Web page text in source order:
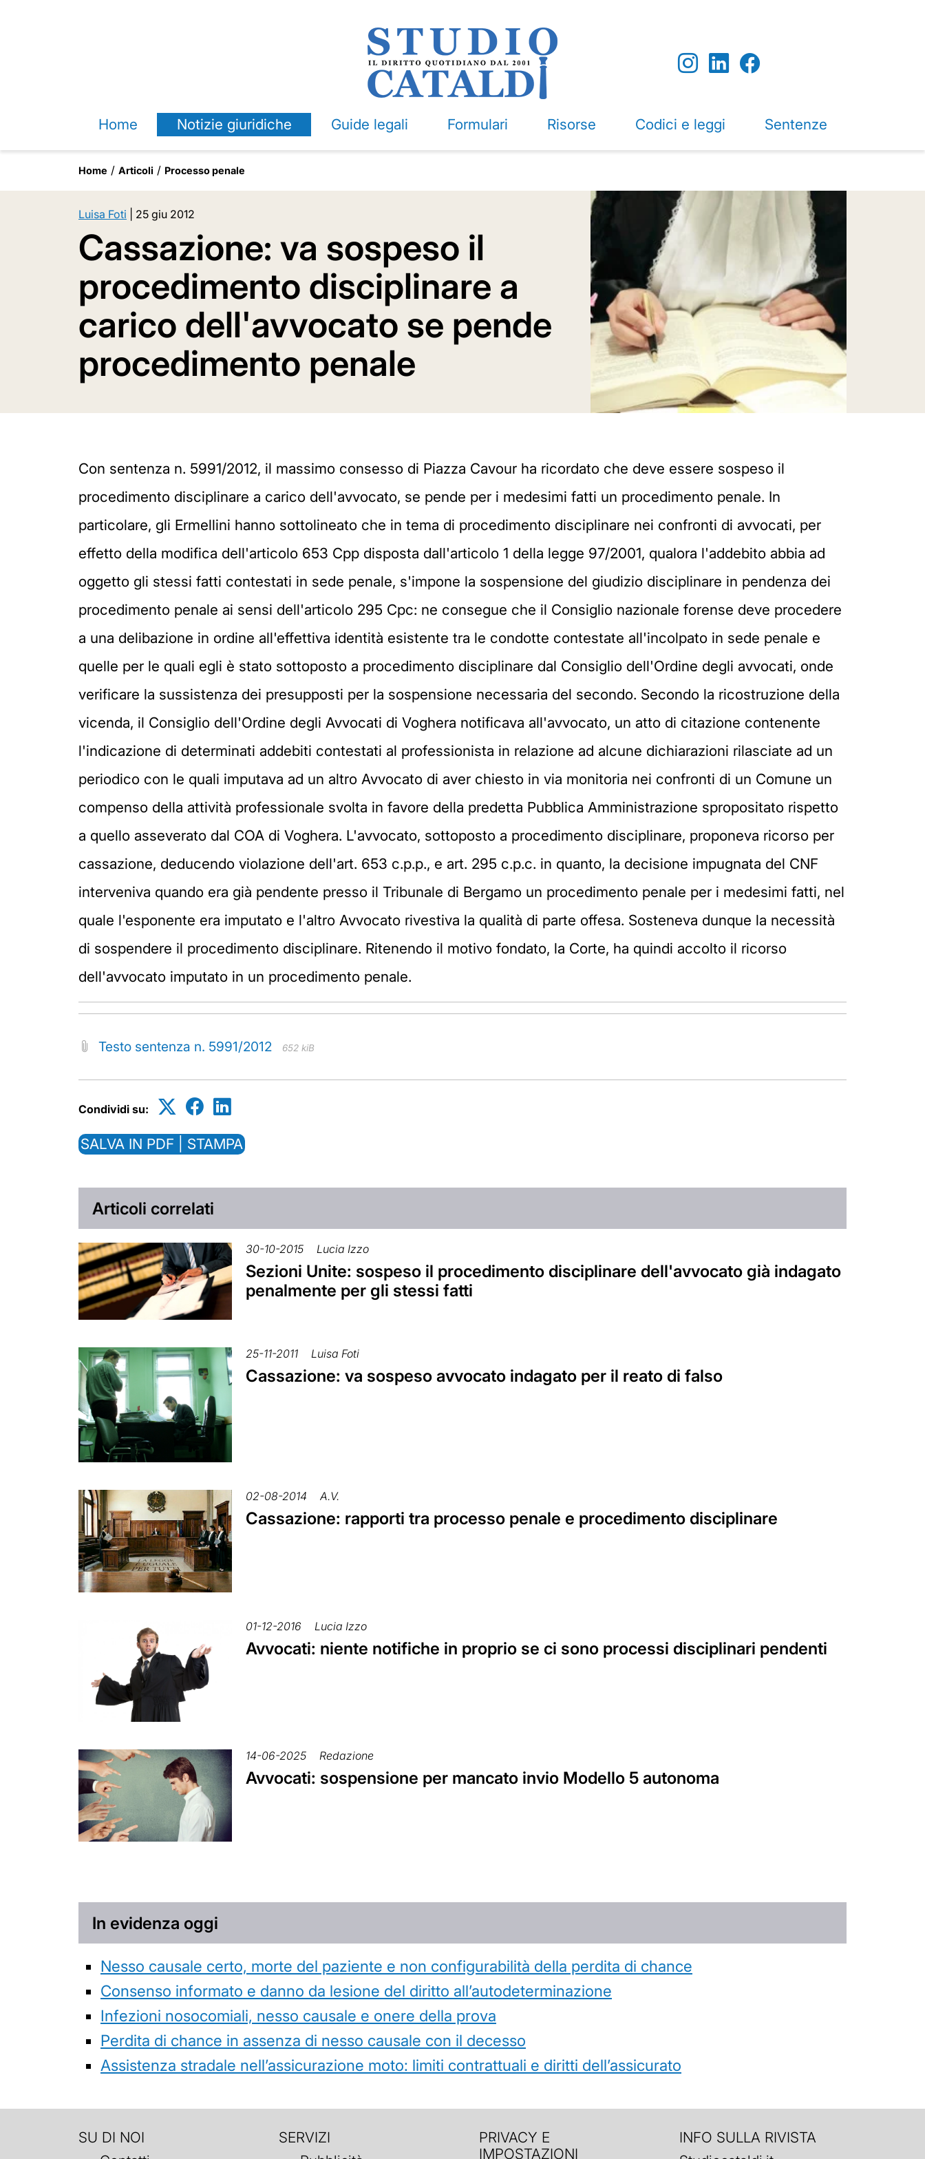
Home Notizie giuridiche Guide legali Formulari Risorse Codici e leggi Sentenze
Home Articoli Processo penale
Luisa Foti 25 giu 2012
Cassazione: va sospeso il
procedimento disciplinare a
carico dell'avvocato se pende
procedimento penale
Con sentenza n. 5991/2012, il massimo consesso di Piazza Cavour ha ricordato che deve essere sospeso il
procedimento disciplinare a carico dell'avvocato, se pende per i medesimi fatti un procedimento penale. In
particolare, gli Ermellini hanno sottolineato che in tema di procedimento disciplinare nei confronti di avvocati, per
effetto della modifica dell'articolo 653 Cpp disposta dall'articolo 1 della legge 97/2001, qualora l'addebito abbia ad
oggetto gli stessi fatti contestati in sede penale, s'impone la sospensione del giudizio disciplinare in pendenza dei
procedimento penale ai sensi dell'articolo 295 Cpc: ne consegue che il Consiglio nazionale forense deve procedere
a una delibazione in ordine all'effettiva identità esistente tra le condotte contestate all'incolpato in sede penale e
quelle per le quali egli è stato sottoposto a procedimento disciplinare dal Consiglio dell'Ordine degli avvocati, onde
verificare la sussistenza dei presupposti per la sospensione necessaria del secondo. Secondo la ricostruzione della
vicenda, il Consiglio dell'Ordine degli Avvocati di Voghera notificava all'avvocato, un atto di citazione contenente
l'indicazione di determinati addebiti contestati al professionista in relazione ad alcune dichiarazioni rilasciate ad un
periodico con le quali imputava ad un altro Avvocato di aver chiesto in via monitoria nei confronti di un Comune un
compenso della attività professionale svolta in favore della predetta Pubblica Amministrazione spropositato rispetto
a quello asseverato dal COA di Voghera. L'avvocato, sottoposto a procedimento disciplinare, proponeva ricorso per
cassazione, deducendo violazione dell'art. 653 c.p.p., e art. 295 c.p.c. in quanto, la decisione impugnata del CNF
interveniva quando era già pendente presso il Tribunale di Bergamo un procedimento penale per i medesimi fatti, nel
quale l'esponente era imputato e l'altro Avvocato rivestiva la qualità di parte offesa. Sosteneva dunque la necessità
di sospendere il procedimento disciplinare. Ritenendo il motivo fondato, la Corte, ha quindi accolto il ricorso
dell'avvocato imputato in un procedimento penale.
Testo sentenza n. 5991/2012 652 kiB
Condividi su:
SALVA IN PDF | STAMPA
Articoli correlati
30-10-2015 Lucia Izzo
Sezioni Unite: sospeso il procedimento disciplinare dell'avvocato già indagato
penalmente per gli stessi fatti
25-11-2011 Luisa Foti
Cassazione: va sospeso avvocato indagato per il reato di falso
02-08-2014 A.V.
Cassazione: rapporti tra processo penale e procedimento disciplinare
01-12-2016 Lucia Izzo
Avvocati: niente notifiche in proprio se ci sono processi disciplinari pendenti
14-06-2025 Redazione
Avvocati: sospensione per mancato invio Modello 5 autonoma
In evidenza oggi
Nesso causale certo, morte del paziente e non configurabilità della perdita di chance
Consenso informato e danno da lesione del diritto all’autodeterminazione
Infezioni nosocomiali, nesso causale e onere della prova
Perdita di chance in assenza di nesso causale con il decesso
Assistenza stradale nell’assicurazione moto: limiti contrattuali e diritti dell’assicurato
SU DI NOI
SERVIZI
PRIVACY E
IMPOSTAZIONI
INFO SULLA RIVISTA